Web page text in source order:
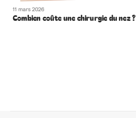
11 mars 2026
Combien coûte une chirurgie du nez ?